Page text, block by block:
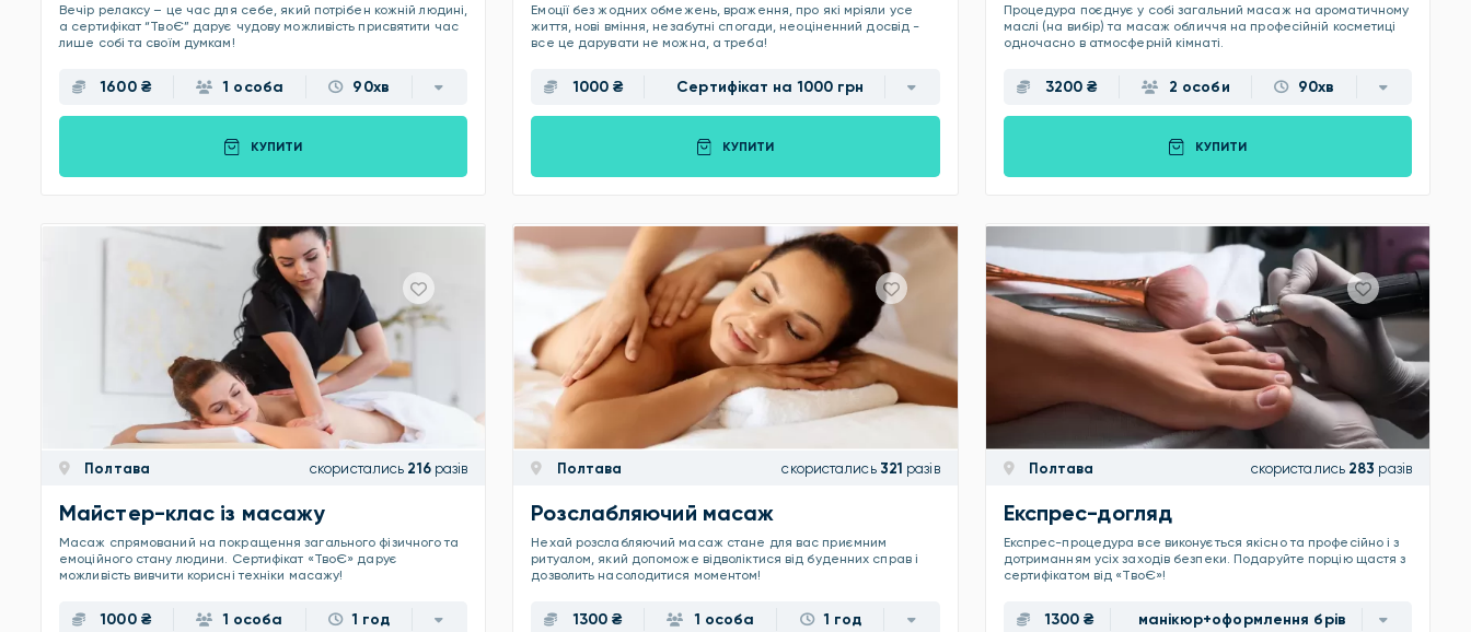
Вечір релаксу – це час для себе, який потрібен кожній людині,
а сертифікат “ТвоЄ” дарує чудову можливість присвятити час
лише собі та своїм думкам!
1600 ₴ 1 особа 90хв
КУПИТИ
Емоції без жодних обмежень, враження, про які мріяли усе
життя, нові вміння, незабутні спогади, неоціненний досвід -
все це дарувати не можна, а треба!
1000 ₴ Сертифікат на 1000 грн
КУПИТИ
Процедура поєднує у собі загальний масаж на ароматичному
маслі (на вибір) та масаж обличчя на професійній косметиці
одночасно в атмосферній кімнаті.
3200 ₴ 2 особи 90хв
КУПИТИ
Полтава скористались 216разів
Майстер-клас із масажу
Масаж спрямований на покращення загального фізичного та
емоційного стану людини. Сертифікат «ТвоЄ» дарує
можливість вивчити корисні техніки масажу!
1000 ₴ 1 особа 1 год
Полтава скористались 321 разів
Розслабляючий масаж
Нехай розслабляючий масаж стане для вас приємним
ритуалом, який допоможе відволіктися від буденних справ і
дозволить насолодитися моментом!
1300 ₴ 1 особа 1 год
Полтава скористались 283 разів
Експрес-догляд
Експрес-процедура все виконується якісно та професійно і з
дотриманням усіх заходів безпеки. Подаруйте порцію щастя з
сертифікатом від «ТвоЄ»!
1300 ₴ манікюр+оформлення брів